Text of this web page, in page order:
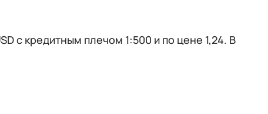
c кредитным плечом 1:500 и по цене 1,24. В